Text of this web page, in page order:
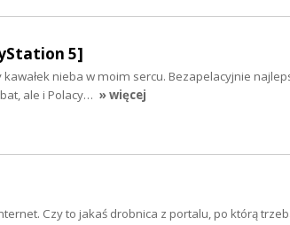
5]
nieba w moim sercu. Bezapelacyjnie
ale i Polacy… » więcej
Czy to jakaś drobnica z portalu, po którą